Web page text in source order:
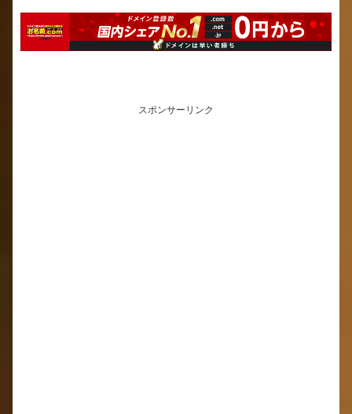
スポンサーリンク